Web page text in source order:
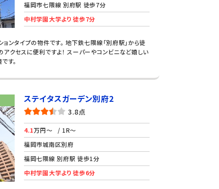
福岡市七隈線 別府駅 徒歩7分
中村学園大学より 徒歩7分
ンタイプの物件です。 地下鉄七隈線「別府駅」から徒
クセスに便利ですよ！ スーパーやコンビニなど嬉しい
す。
ステイタスガーデン別府2
3.8点
4.1万円～
/ 1R～
福岡市城南区別府
福岡七隈線 別府駅 徒歩1分
中村学園大学より 徒歩6分